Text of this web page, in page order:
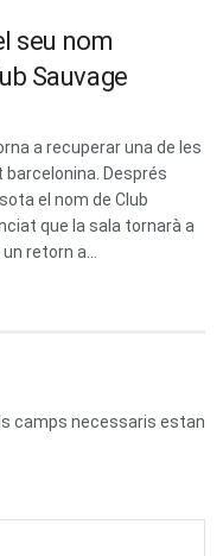
seu nom
Sauvage
a recuperar una de les
Després
el nom de Club
que la sala tornarà a
retorn a...
camps necessaris estan